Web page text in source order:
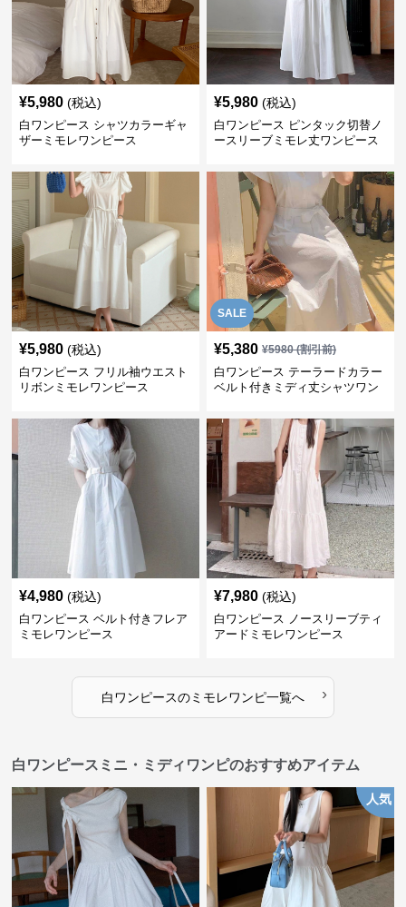
¥5,980 (税込)
白ワンピース シャツカラーギャ
ザーミモレワンピース
¥5,980 (税込)
白ワンピース ピンタック切替ノ
ースリーブミモレ丈ワンピース
¥5,980 (税込)
白ワンピース フリル袖ウエスト
リボンミモレワンピース
SALE
¥5,380 ¥5980(割引前)
白ワンピース テーラードカラー
ベルト付きミディ丈シャツワン
¥4,980 (税込)
白ワンピース ベルト付きフレア
ミモレワンピース
¥7,980 (税込)
白ワンピース ノースリーブティ
アードミモレワンピース
白ワンピースのミモレワンピ一覧へ ›
白ワンピースミニ・ミディワンピのおすすめアイテム
人気